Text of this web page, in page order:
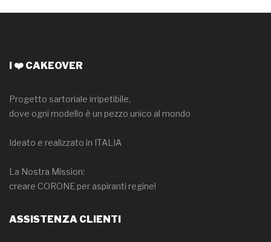
I ❤️ CAKEOVER
Progetto sartoriale irripetibile,
dove ogni modello è un pezzo unico al mondo
Ideato e realizzato in ITALIA
La Nostra Mission:
creare CORONE per aspiranti regine!
ASSISTENZA CLIENTI